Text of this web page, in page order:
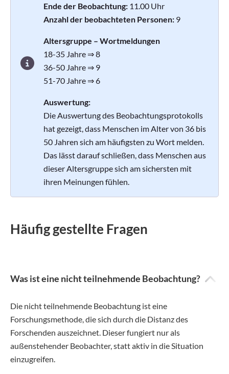
Ende der Beobachtung: 11.00 Uhr
Anzahl der beobachteten Personen: 9
Altersgruppe – Wortmeldungen
18-35 Jahre ⇒ 8
36-50 Jahre ⇒ 9
51-70 Jahre ⇒ 6
Auswertung:
Die Auswertung des Beobachtungsprotokolls
hat gezeigt, dass Menschen im Alter von 36 bis
50 Jahren sich am häufigsten zu Wort melden.
Das lässt darauf schließen, dass Menschen aus
dieser Altersgruppe sich am sichersten mit
ihren Meinungen fühlen.
Häufig gestellte Fragen
Was ist eine nicht teilnehmende Beobachtung?
Die nicht teilnehmende Beobachtung ist eine
Forschungsmethode, die sich durch die Distanz des
Forschenden auszeichnet. Dieser fungiert nur als
außenstehender Beobachter, statt aktiv in die Situation
einzugreifen.